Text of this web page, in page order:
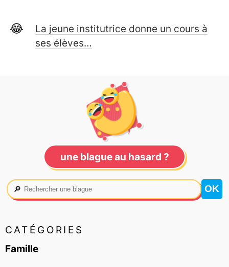
La jeune institutrice donne un cours à
ses élèves…
une blague au hasard ?
🔎
CATÉGORIES
Famille